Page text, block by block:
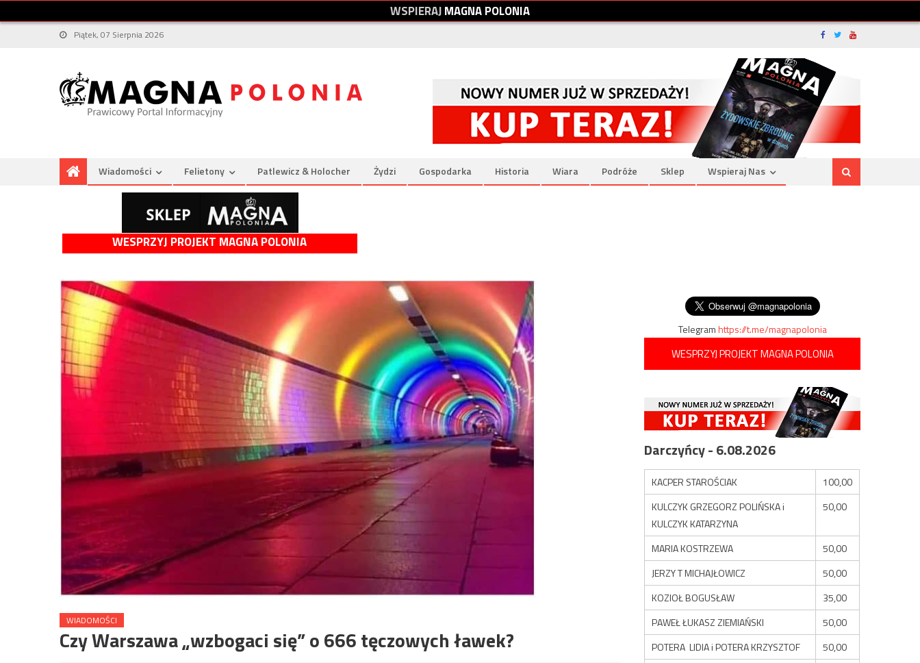
WSPIERAJMAGNAPOLONIA
Piątek, 07 Sierpnia 2026
Wiadomości Felietony Patlewicz & Holocher Żydzi Gospodarka Historia Wiara Podróże Sklep Wspieraj Nas
WESPRZYJ PROJEKT MAGNA POLONIA
WIADOMOŚCI
Czy Warszawa „wzbogaci się” o 666 tęczowych ławek?
Telegramhttps://t.me/magnapolonia
WESPRZYJ PROJEKT MAGNA POLONIA
Darczyńcy - 6.08.2026
KACPER STAROŚCIAK
100,00
KULCZYK GRZEGORZ POLIŃSKA i
KULCZYK KATARZYNA
50,00
MARIA KOSTRZEWA
50,00
JERZY T MICHAJŁOWICZ
50,00
KOZIOŁ BOGUSŁAW
35,00
PAWEŁ ŁUKASZ ZIEMIAŃSKI
50,00
POTERA LIDIA i POTERA KRZYSZTOF
50,00